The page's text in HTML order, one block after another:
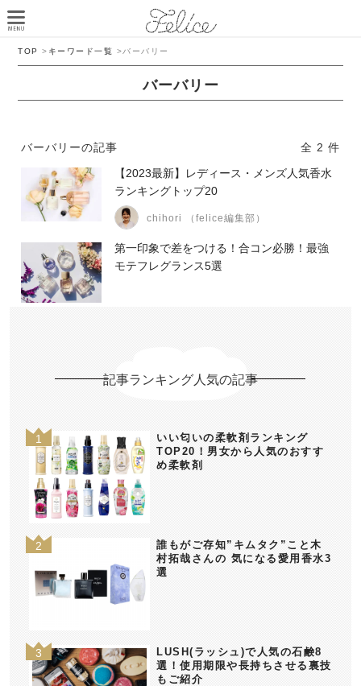
TOP > キーワード一覧 >バーバリー
バーバリー
バーバリーの記事
全 2 件
【2023最新】レディース・メンズ人気香水
ランキングトップ20
chihori （felice編集部）
第一印象で差をつける！合コン必勝！最強
モテフレグランス5選
記事ランキング人気の記事
いい匂いの柔軟剤ランキング
TOP20！男女から人気のおすす
め柔軟剤
誰もがご存知”キムタク”こと木
村拓哉さんの 気になる愛用香水3
選
LUSH(ラッシュ)で人気の石鹸8
選！使用期限や長持ちさせる裏技
もご紹介